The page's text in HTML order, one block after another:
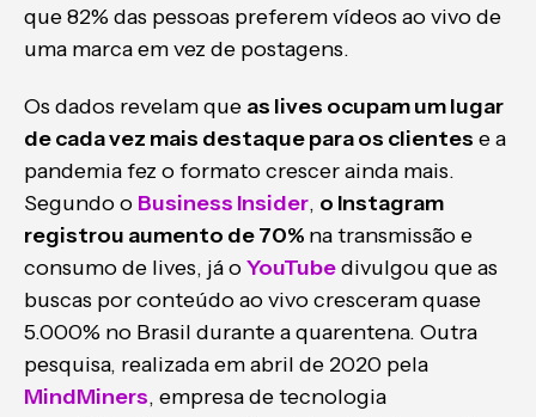
que 82% das pessoas preferem vídeos ao vivo de
uma marca em vez de postagens.
Os dados revelam que as lives ocupam um lugar
de cada vez mais destaque para os clientes e a
pandemia fez o formato crescer ainda mais.
Segundo o Business Insider, o Instagram
registrou aumento de 70% na transmissão e
consumo de lives, já oYouTubedivulgou que as
buscas por conteúdo ao vivo cresceram quase
5.000% no Brasil durante a quarentena. Outra
pesquisa, realizada em abril de 2020 pela
MindMiners, empresa de tecnologia